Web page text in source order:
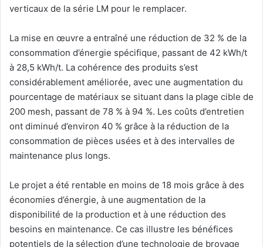
verticaux de la série LM pour le remplacer.
La mise en œuvre a entraîné une réduction de 32 % de la
consommation d’énergie spécifique, passant de 42 kWh/t
à 28,5 kWh/t. La cohérence des produits s’est
considérablement améliorée, avec une augmentation du
pourcentage de matériaux se situant dans la plage cible de
200 mesh, passant de 78 % à 94 %. Les coûts d’entretien
ont diminué d’environ 40 % grâce à la réduction de la
consommation de pièces usées et à des intervalles de
maintenance plus longs.
Le projet a été rentable en moins de 18 mois grâce à des
économies d’énergie, à une augmentation de la
disponibilité de la production et à une réduction des
besoins en maintenance. Ce cas illustre les bénéfices
potentiels de la sélection d’une technologie de broyage